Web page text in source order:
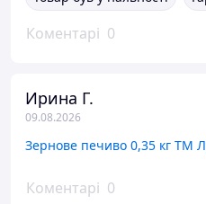
Коментарі 0
Ирина Г.
09.08.2026
Зернове печиво 0,35 кг ТМ
Коментарі 0